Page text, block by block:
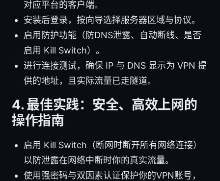
对应平台的客户端。
安装后登录，按向导选择服务器区域与协议。
启用防护功能（防DNS泄露、自动断线、是否
启用 Kill Switch）。
进行连接测试，确保 IP 与 DNS 显示为 VPN 提
供的地址，且实际流量已走隧道。
4. 最佳实践：安全、高效上网的
操作指南
启用 Kill Switch（断网时断开所有网络连接）
以防泄露在网络中断时你的真实流量。
使用强密码与双因素认证保护你的VPN账号，